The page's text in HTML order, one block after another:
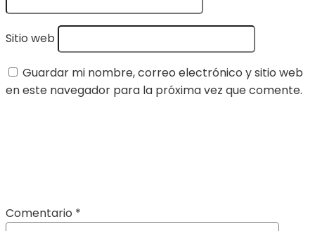
Sitio web
Guardar mi nombre, correo electrónico y sitio web
en este navegador para la próxima vez que comente.
Comentario *